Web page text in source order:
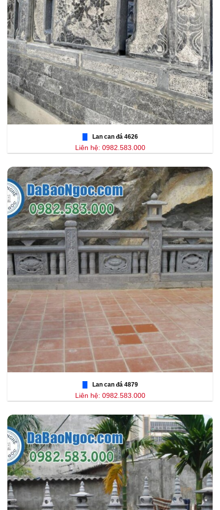
Lan can đá 4626
Liên hệ: 0982.583.000
Lan can đá 4879
Liên hệ: 0982.583.000